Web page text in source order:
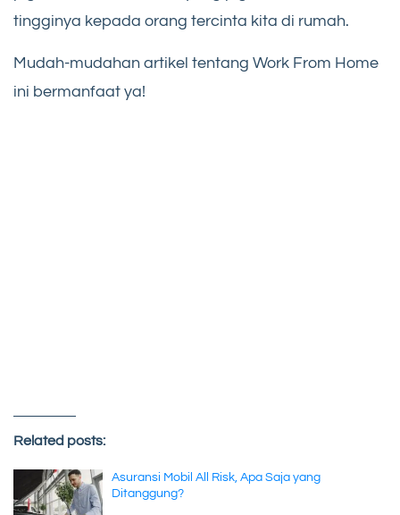
tingginya kepada orang tercinta kita di rumah.
Mudah-mudahan artikel tentang Work From Home
ini bermanfaat ya!
Related posts:
Asuransi Mobil All Risk, Apa Saja yang
Ditanggung?